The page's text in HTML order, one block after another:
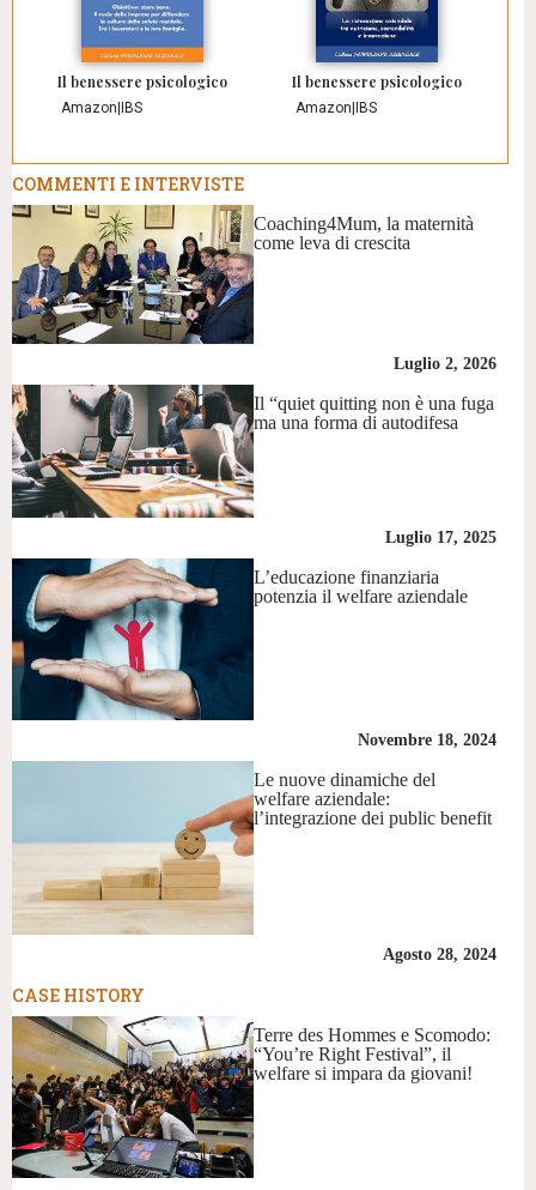
Il benessere psicologico
Amazon IBS
Il benessere psicologico
Amazon IBS
COMMENTI E INTERVISTE
Coaching4Mum, la maternità
come leva di crescita
Luglio 2, 2026
Il “quiet quitting non è una fuga
ma una forma di autodifesa
Luglio 17, 2025
L’educazione finanziaria
potenzia il welfare aziendale
Novembre 18, 2024
Le nuove dinamiche del
welfare aziendale:
l’integrazione dei public benefit
Agosto 28, 2024
CASE HISTORY
Terre des Hommes e Scomodo:
“You’re Right Festival”, il
welfare si impara da giovani!